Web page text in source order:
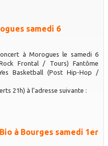
samedi 6
à Morogues le samedi 6
Frontal / Tours) Fantôme
Basketball (Post Hip-Hop /
21h) à l’adresse suivante :
à Bourges samedi 1er